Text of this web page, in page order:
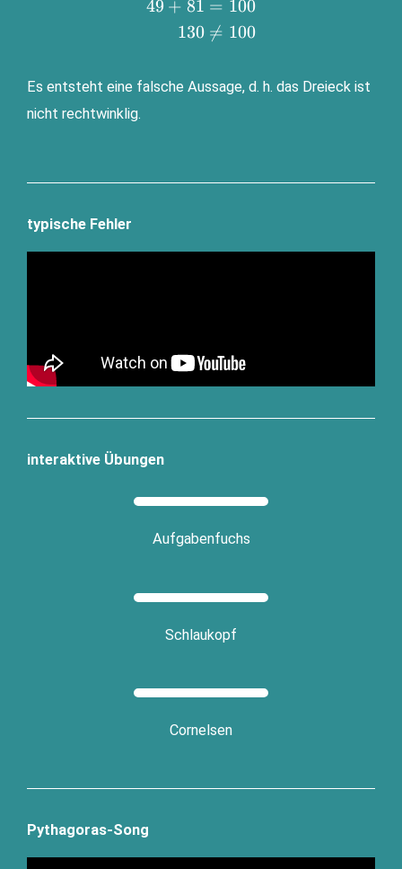
130&≠100\end{aligned}
49 + 81
130
= 100

= 100
Es ent­steht eine fal­sche Aus­sa­ge, d. h. das Drei­eck ist
nicht rechtwinklig.
typische Fehler
interaktive Übungen
Auf­ga­ben­fuchs
Schlau­kopf
Cor­nel­sen
Pythagoras-Song